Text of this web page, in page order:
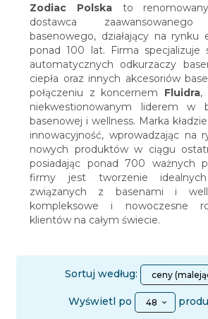
Zodiac Polskato
dostawca zaawansowanego
basenowego, działający na rynku
ponad 100 lat. Firma specjalizuje
automatycznych odkurzaczy
ciepła oraz innych akcesoriów
połączeniu z koncernem Fluidra,
niekwestionowanym liderem w
basenowej i wellness. Marka
innowacyjność, wprowadzając na
nowych produktów w ciągu
posiadając ponad 700 ważnych
firmy jest tworzenie idealnych
związanych z basenami i
kompleksowe i nowoczesne
klientów na całym świecie.
Sortuj według: sortceny
Wyświetl po pop
48